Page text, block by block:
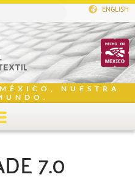
ENGLISH
NUESTRA
7.0